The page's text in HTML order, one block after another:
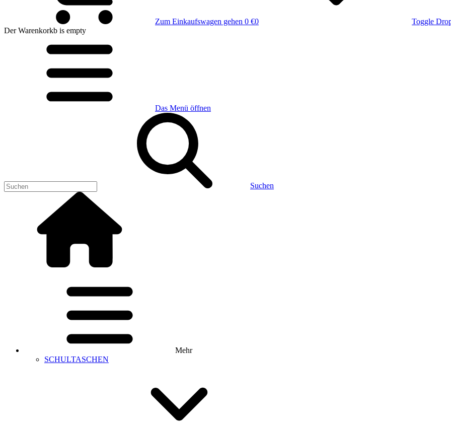
Zum Einkaufswagen gehen 0 €0
Toggle
Der Warenkorkb is empty
Das Menü öffnen
Suchen
Mehr
SCHULTASCHEN